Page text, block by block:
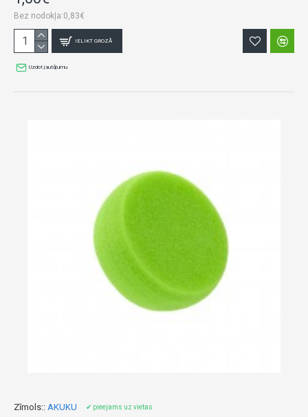
Bez nodokļa:0,83€
IELIKT GROZĀ
Uzdot jautājumu
Zīmols:: AKUKU ✔ pieejams uz vietas